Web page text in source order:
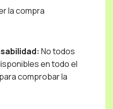
la compra
No todos
en todo el
comprobar la